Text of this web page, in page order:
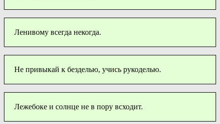
Ленивому всегда некогда.
Не привыкай к безделью, учись рукоделью.
Лежебоке и солнце не в пору всходит.